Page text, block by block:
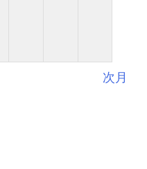
次月